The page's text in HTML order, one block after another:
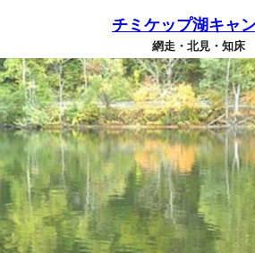
チミケップ湖キャ
網走・北見・知床